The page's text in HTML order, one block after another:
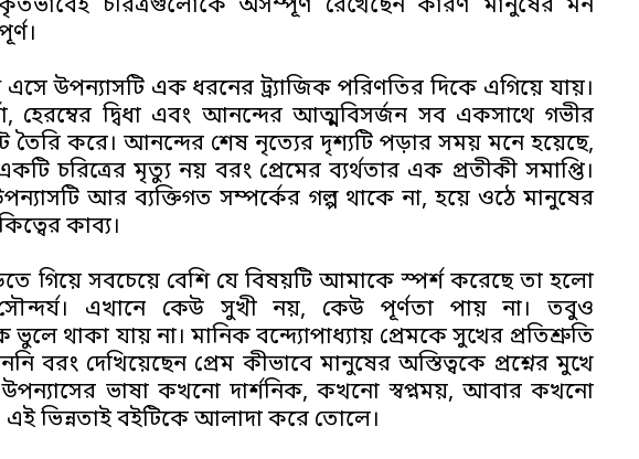
চরিত্রগুলোকে অসম্পূর্ণ রেখেছেন কারণ মানুষের মন
উপন্যাসটি এক ধরনের ট্র্যাজিক পরিণতির দিকে এগিয়ে যায়।
হেরম্বের দ্বিধা এবং আনন্দের আত্মবিসর্জন সব একসাথে গভীর
তৈরি করে। আনন্দের শেষ নৃত্যের দৃশ্যটি পড়ার সময় মনে হয়েছে,
চরিত্রের মৃত্যু নয় বরং প্রেমের ব্যর্থতার এক প্রতীকী সমাপ্তি।
আর ব্যক্তিগত সম্পর্কের গল্প থাকে না, হয়ে ওঠে মানুষের
কাব্য।
গিয়ে সবচেয়ে বেশি যে বিষয়টি আমাকে স্পর্শ করেছে তা হলো
এখানে কেউ সুখী নয়, কেউ পূর্ণতা পায় না। তবুও
ভুলে থাকা যায় না। মানিক বন্দ্যোপাধ্যায় প্রেমকে সুখের প্রতিশ্রুতি
বরং দেখিয়েছেন প্রেম কীভাবে মানুষের অস্তিত্বকে প্রশ্নের মুখে
ভাষা কখনো দার্শনিক, কখনো স্বপ্নময়, আবার কখনো
এই ভিন্নতাই বইটিকে আলাদা করে তোলে।